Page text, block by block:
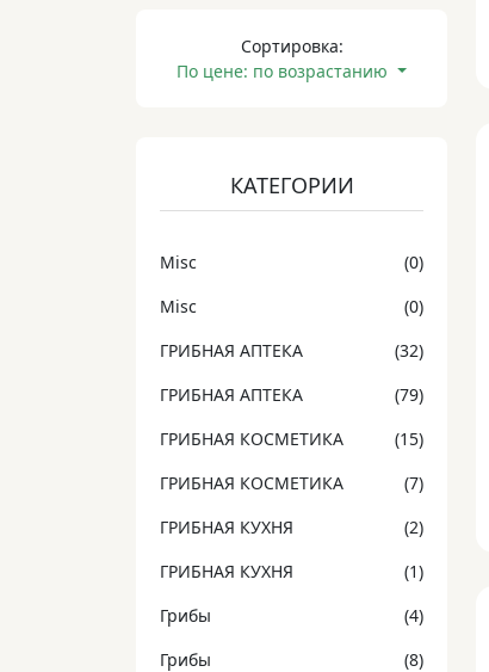
Сортировка:
По цене: по возрастанию
КАТЕГОРИИ
Misc
(0)
Misc
(0)
ГРИБНАЯ АПТЕКА
(32)
ГРИБНАЯ АПТЕКА
(79)
ГРИБНАЯ КОСМЕТИКА
(15)
ГРИБНАЯ КОСМЕТИКА
(7)
ГРИБНАЯ КУХНЯ
(2)
ГРИБНАЯ КУХНЯ
(1)
Грибы
(4)
Грибы
(8)